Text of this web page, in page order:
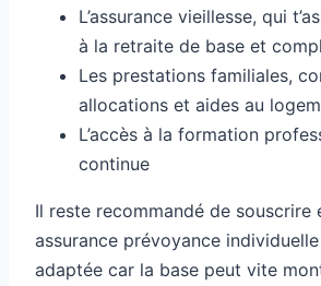
L’assurance vieillesse, qui
à la retraite de base et
Les prestations familiales,
allocations et aides au
L’accès à la formation
continue
Il reste recommandé de souscrire
assurance prévoyance
adaptée car la base peut vite